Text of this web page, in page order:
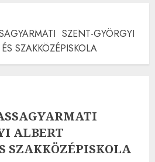
SZENT-GYÖRGYI
SZAKKÖZÉPISKOLA
ALBERT
SZAKKÖZÉPISKOLA